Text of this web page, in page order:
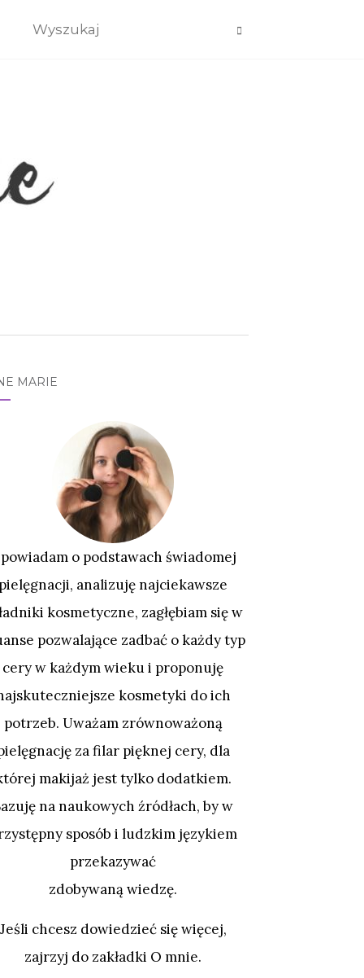
MARIE
o podstawach świadomej
analizuję najciekawsze
kosmetyczne, zagłębiam się w
pozwalające zadbać o każdy typ
cery w każdym wieku i proponuję
kosmetyki do ich
potrzeb. Uważam zrównoważoną
za filar pięknej cery, dla
makijaż jest tylko dodatkiem.
na naukowych źródłach, by w
sposób i ludzkim językiem
przekazywać
zdobywaną wiedzę.
Jeśli chcesz dowiedzieć się więcej,
zajrzyj do zakładki O mnie.